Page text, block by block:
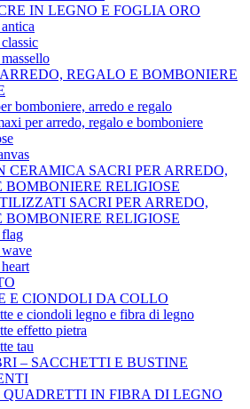
IN LEGNO E FOGLIA ORO
REGALO E BOMBONIERE
bomboniere, arredo e regalo
per arredo, regalo e bomboniere
CERAMICA SACRI PER ARREDO,
BOMBONIERE RELIGIOSE
SACRI PER ARREDO,
BOMBONIERE RELIGIOSE
E CIONDOLI DA COLLO
e ciondoli legno e fibra di legno
effetto pietra
tau
– SACCHETTI E BUSTINE
IN FIBRA DI LEGNO